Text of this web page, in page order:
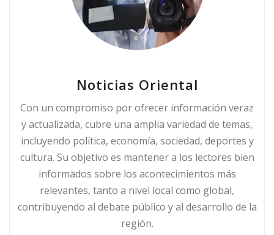
Noticias Oriental
Con un compromiso por ofrecer información veraz
y actualizada, cubre una amplia variedad de temas,
incluyendo política, economía, sociedad, deportes y
cultura. Su objetivo es mantener a los lectores bien
informados sobre los acontecimientos más
relevantes, tanto a nivel local como global,
contribuyendo al debate público y al desarrollo de la
región.